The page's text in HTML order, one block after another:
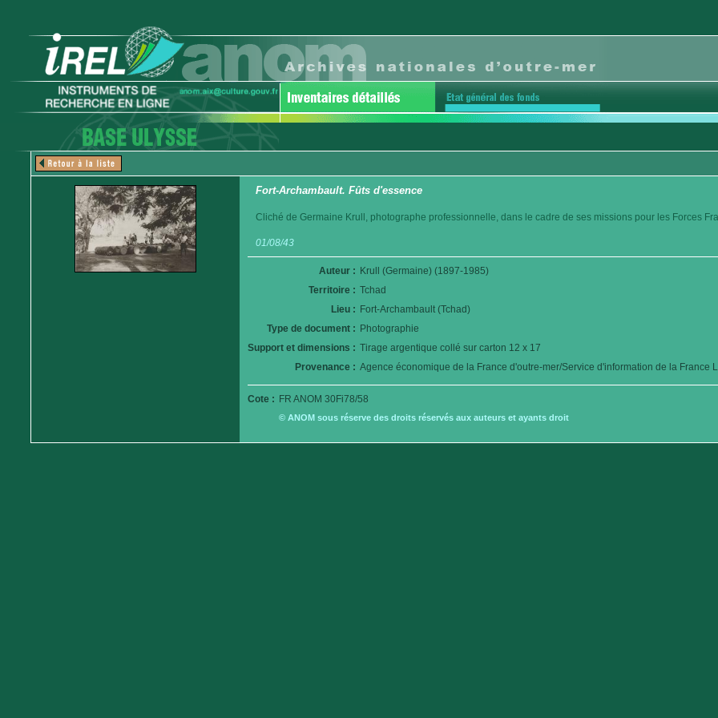
Fort-Archambault. Fûts d'essence
Cliché de Germaine Krull, photographe professionnelle, dans le cadre de ses missions pour les Forces
01/08/43
Auteur : Krull (Germaine) (1897-1985)
Territoire : Tchad
Lieu : Fort-Archambault (Tchad)
Type de document : Photographie
Support et dimensions : Tirage argentique collé sur carton 12 x 17
Provenance : Agence économique de la France d'outre-mer/Service d'information de la France
Cote : FR ANOM 30Fi78/58
© ANOM sous réserve des droits réservés aux auteurs et ayants droit